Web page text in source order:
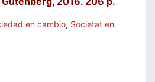
en cambio, Societat en